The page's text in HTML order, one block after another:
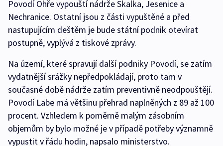
Povodí Ohře vypouští nádrže Skalka, Jesenice a
Nechranice. Ostatní jsou z části vypuštěné a před
nastupujícím deštěm je bude státní podnik otevírat
postupně, vyplývá z tiskové zprávy.
Na území, které spravují další podniky Povodí, se zatím
vydatnější srážky nepředpokládají, proto tam v
současné době nádrže zatím preventivně neodpouštějí.
Povodí Labe má většinu přehrad naplněných z 89 až 100
procent. Vzhledem k poměrně malým zásobním
objemům by bylo možné je v případě potřeby významně
vypustit v řádu hodin, napsalo ministerstvo.